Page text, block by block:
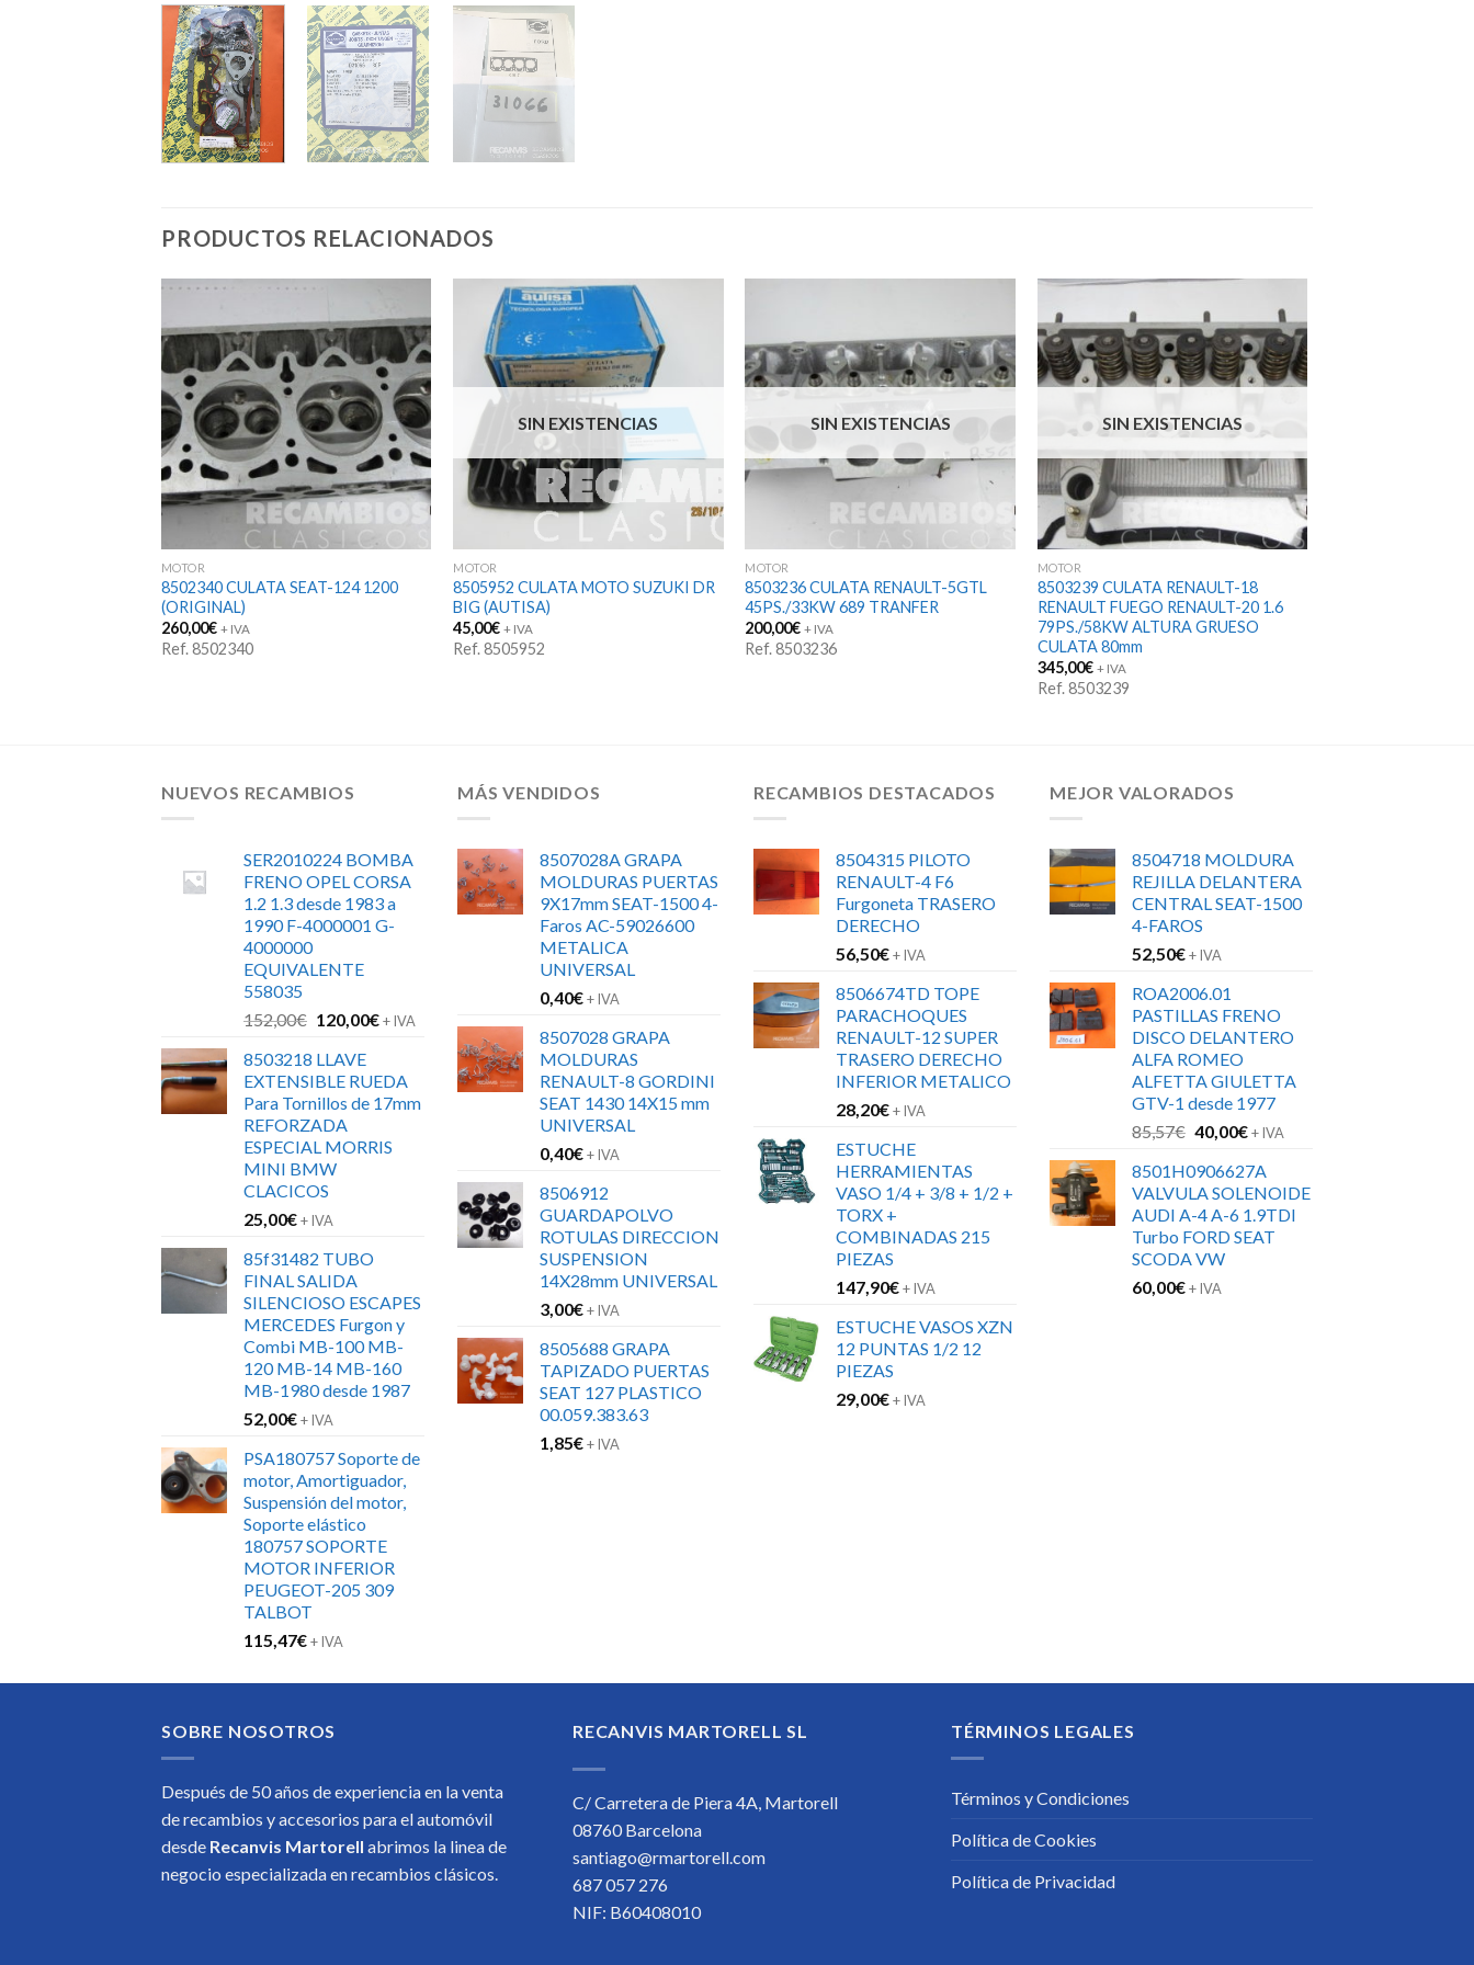
PRODUCTOS RELACIONADOS
MOTOR
8502340 CULATA SEAT-124 1200
(ORIGINAL)
260,00€ + IVA
Ref. 8502340
SIN EXISTENCIAS
MOTOR
8505952 CULATA MOTO SUZUKI DR
BIG (AUTISA)
45,00€ + IVA
Ref. 8505952
SIN EXISTENCIAS
MOTOR
8503236 CULATA RENAULT-5GTL
45PS./33KW 689 TRANFER
200,00€ + IVA
Ref. 8503236
SIN EXISTENCIAS
MOTOR
8503239 CULATA RENAULT-18
RENAULT FUEGO RENAULT-20 1.6
79PS./58KW ALTURA GRUESO
CULATA 80mm
345,00€ + IVA
Ref. 8503239
NUEVOS RECAMBIOS
SER2010224 BOMBA
FRENO OPEL CORSA
1.2 1.3 desde 1983 a
1990 F-4000001 G-
4000000
EQUIVALENTE
558035
152,00€ El
original
era:
152,00€.
120,00€El
es:
120,00€.
+ IVA
8503218 LLAVE
EXTENSIBLE RUEDA
Para Tornillos de 17mm
REFORZADA
ESPECIAL MORRIS
MINI BMW
CLACICOS
25,00€+ IVA
85f31482 TUBO
FINAL SALIDA
SILENCIOSO ESCAPES
MERCEDES Furgon y
Combi MB-100 MB-
120 MB-14 MB-160
MB-1980 desde 1987
52,00€+ IVA
PSA180757 Soporte de
motor, Amortiguador,
Suspensión del motor,
Soporte elástico
180757 SOPORTE
MOTOR INFERIOR
PEUGEOT-205 309
TALBOT
115,47€+ IVA
MÁS VENDIDOS
8507028A GRAPA
MOLDURAS PUERTAS
9X17mm SEAT-1500 4-
Faros AC-59026600
METALICA
UNIVERSAL
0,40€+ IVA
8507028 GRAPA
MOLDURAS
RENAULT-8 GORDINI
SEAT 1430 14X15 mm
UNIVERSAL
0,40€+ IVA
8506912
GUARDAPOLVO
ROTULAS DIRECCION
SUSPENSION
14X28mm UNIVERSAL
3,00€+ IVA
8505688 GRAPA
TAPIZADO PUERTAS
SEAT 127 PLASTICO
00.059.383.63
1,85€+ IVA
RECAMBIOS DESTACADOS
8504315 PILOTO
RENAULT-4 F6
Furgoneta TRASERO
DERECHO
56,50€+ IVA
8506674TD TOPE
PARACHOQUES
RENAULT-12 SUPER
TRASERO DERECHO
INFERIOR METALICO
28,20€+ IVA
ESTUCHE
HERRAMIENTAS
VASO 1/4 + 3/8 + 1/2 +
TORX +
COMBINADAS 215
PIEZAS
147,90€+ IVA
ESTUCHE VASOS XZN
12 PUNTAS 1/2 12
PIEZAS
29,00€+ IVA
MEJOR VALORADOS
8504718 MOLDURA
REJILLA DELANTERA
CENTRAL SEAT-1500
4-FAROS
52,50€+ IVA
ROA2006.01
PASTILLAS FRENO
DISCO DELANTERO
ALFA ROMEO
ALFETTA GIULETTA
GTV-1 desde 1977
85,57€ El
original
era:
85,57€.
40,00€El
actual
es:
40,00€.
+ IVA
8501H0906627A
VALVULA SOLENOIDE
AUDI A-4 A-6 1.9TDI
Turbo FORD SEAT
SCODA VW
60,00€+ IVA
SOBRE NOSOTROS
Después de 50 años de experiencia en la venta
de recambios y accesorios para el automóvil
desde Recanvis Martorell abrimos la linea de
negocio especializada en recambios clásicos.
RECANVIS MARTORELL SL
C/ Carretera de Piera 4A, Martorell
08760 Barcelona
santiago@rmartorell.com
687 057 276
NIF: B60408010
TÉRMINOS LEGALES
Términos y Condiciones
Política de Cookies
Política de Privacidad